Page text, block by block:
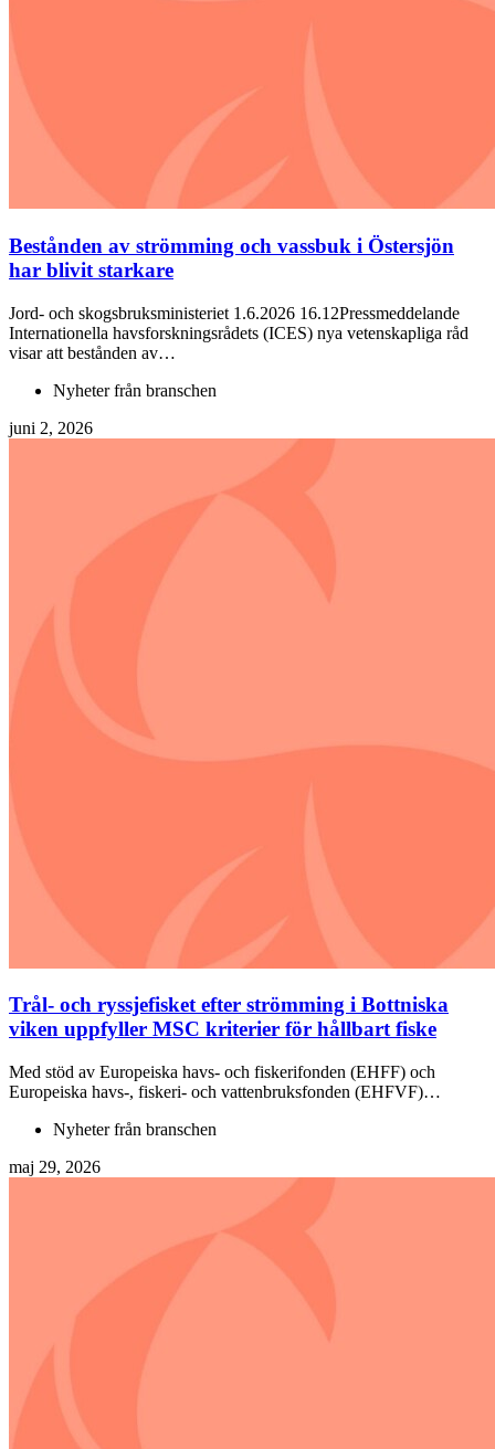
Bestånden av strömming och vassbuk i Östersjön
har blivit starkare
Jord- och skogsbruksministeriet 1.6.2026 16.12Pressmeddelande
Internationella havsforskningsrådets (ICES) nya vetenskapliga råd
visar att bestånden av…
Nyheter från branschen
juni 2, 2026
Trål- och ryssjefisket efter strömming i Bottniska
viken uppfyller MSC kriterier för hållbart fiske
Med stöd av Europeiska havs- och fiskerifonden (EHFF) och
Europeiska havs-, fiskeri- och vattenbruksfonden (EHFVF)…
Nyheter från branschen
maj 29, 2026